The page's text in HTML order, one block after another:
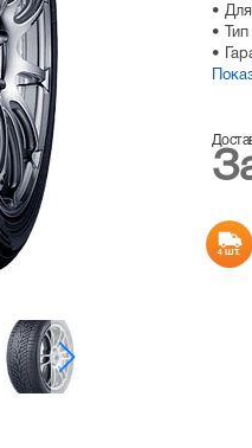
•
•
•
4 ШТ.